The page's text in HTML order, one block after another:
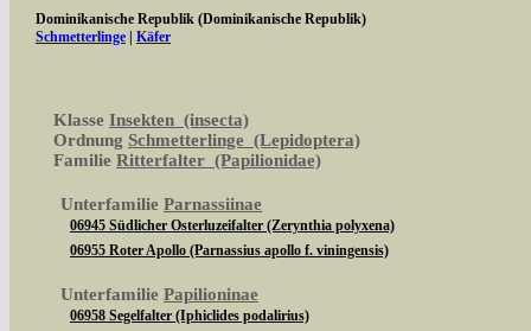
Dominikanische Republik (Dominikanische Republik)
Schmetterlinge
Käfer
Klasse Insekten (insecta)
Ordnung Schmetterlinge (Lepidoptera)
Familie Ritterfalter (Papilionidae)
Unterfamilie Parnassiinae
06945 Südlicher Osterluzeifalter (Zerynthia polyxena)
06955 Roter Apollo (Parnassius apollo f. viningensis)
Unterfamilie Papilioninae
06958 Segelfalter (Iphiclides podalirius)